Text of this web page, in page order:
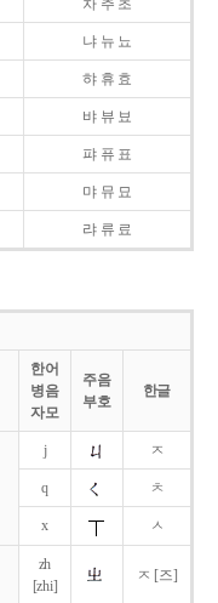
차 추 초
냐 뉴 뇨
햐 휴 효
뱌 뷰 뵤
퍄 퓨 표
먀 뮤 묘
랴 류 료
한어
병음
자모
주음
부호
한글
j ㅈ
q ㅊ
x ㅅ
zh
[zhi]
ㅈ [즈]